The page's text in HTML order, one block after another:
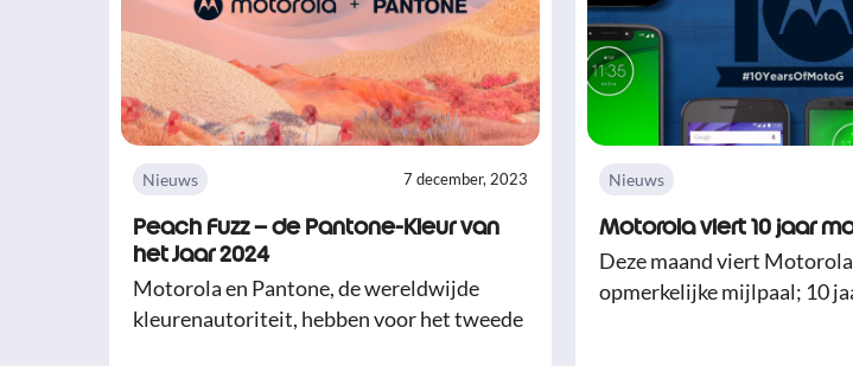
Nieuws 7 december, 2023
Peach Fuzz – de Pantone-Kleur van
het Jaar 2024
Motorola en Pantone, de wereldwijde
kleurenautoriteit, hebben voor het tweede
Nieuws
Motorola viert 10 jaar
Deze maand viert
opmerkelijke mijlpaal; 10